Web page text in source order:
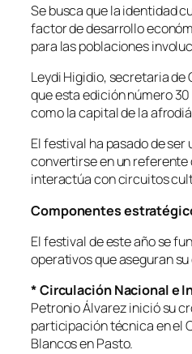
Se busca que la identidad
factor de desarrollo
para las poblaciones
Leydi Higidio, secretaria
que esta edición número
como la capital de la
El festival ha pasado de ser
convertirse en un referente
interactúa con circuitos
Componentes
El festival de este año se
operativos que aseguran
* Circulación Nacional e
Petronio Álvarez inició su
participación técnica en el
Blancos en Pasto.